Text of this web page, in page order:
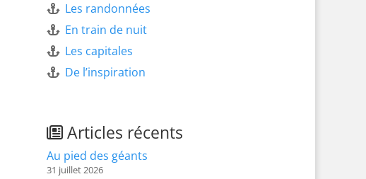
Les randonnées
En train de nuit
Les capitales
De l’inspiration
Articles récents
Au pied des géants
31 juillet 2026